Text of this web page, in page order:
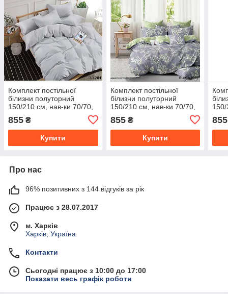
Комплект постільної
білизни полуторний
150/210 см, нав-ки 70/70,
складається з бавовни
855 ₴
Купити
Комплект постільної
білизни полуторний
150/210 см, нав-ки 70/70,
складається з бавовни
855₴
Купити
855
Про нас
96% позитивних з 144 відгуків за рік
Працює з 28.07.2017
м. Харків
Харків, Україна
Контакти
Сьогодні працює з 10:00 до 17:00
Показати весь графік роботи